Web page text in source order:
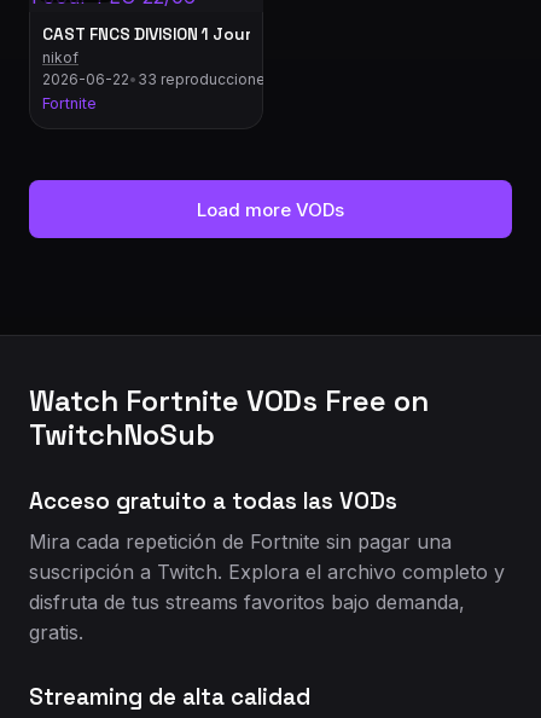
CAST FNCS DIVISION 1 Jour 1 EU 22/06
nikof
2026-06-22• 33 reproducciones
Fortnite
Load more VODs
Watch Fortnite VODs Free on
TwitchNoSub
Acceso gratuito a todas las VODs
Mira cada repetición de Fortnite sin pagar una
suscripción a Twitch. Explora el archivo completo y
disfruta de tus streams favoritos bajo demanda,
gratis.
Streaming de alta calidad